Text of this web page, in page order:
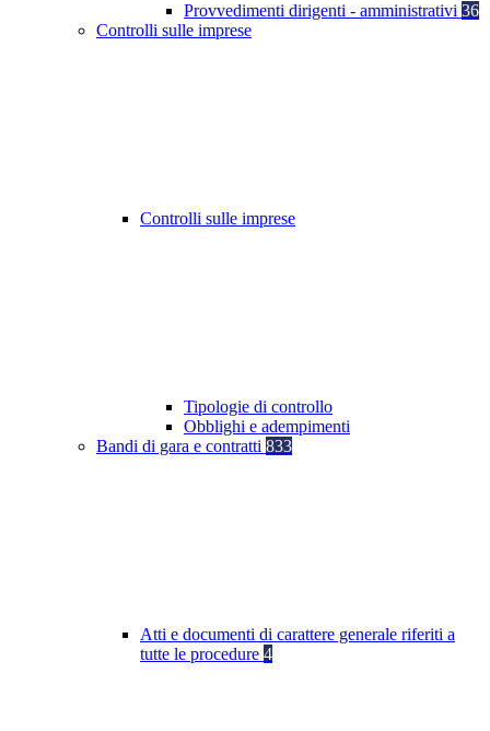
Provvedimenti dirigenti - amministrativi 36
Controlli sulle imprese
Controlli sulle imprese
Tipologie di controllo
Obblighi e adempimenti
Bandi di gara e contratti 833
Atti e documenti di carattere generale riferiti a
tutte le procedure 4